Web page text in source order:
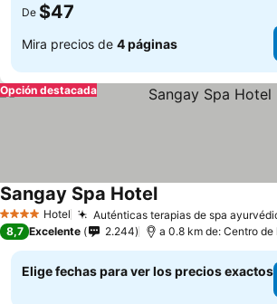
De $47
Mira precios de 4 páginas
Opción destacada
4 EstrellasHotel Auténticas terapias de spa
Sangay Spa Hotel
8,7 Excelente 2.244 a 0.8 km de: Centro
Elige fechas para ver los precios exactos